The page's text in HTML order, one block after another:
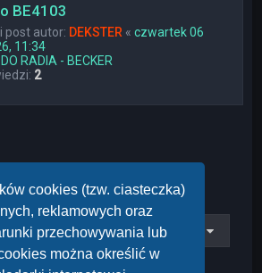
cookies (tzw. ciasteczka)
reklamowych oraz
przechowywania lub
można określić w
BE4103
post autor: DEKSTER «czwartek 06
11:34
DO RADIA - BECKER
2
Przejdź do